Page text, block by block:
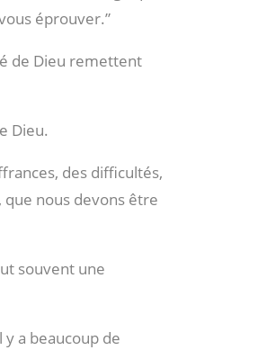
éprouver.”
de Dieu remettent
Dieu.
des difficultés,
que nous devons être
souvent une
a beaucoup de